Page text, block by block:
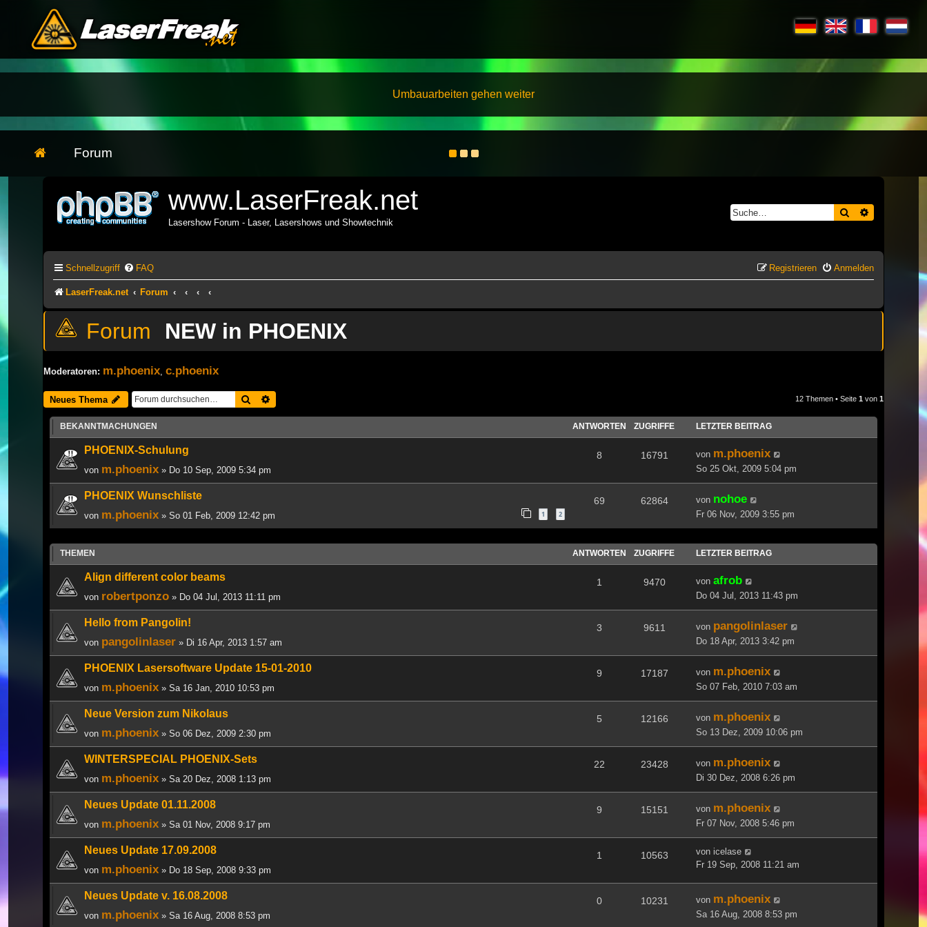
Umbauarbeiten gehen weiter
Forum
www.LaserFreak.net
Lasershow Forum - Laser, Lasershows und Showtechnik
Suche
Schnellzugriff FAQ Anmelden
Registrieren
LaserFreak.net Forum
NEW in PHOENIX
Moderatoren: m.phoenix c.phoenix
Neues Thema Suche 12 Themen • Seite 1 von 1
BEKANNTMACHUNGEN ANTWORTEN ZUGRIFFE LETZTER BEITRAG
PHOENIX-Schulung
von m.phoenix » Do 10 Sep, 2009 5:34 pm
8 16791 von m.phoenix
So 25 Okt, 2009 5:04 pm
PHOENIX Wunschliste
von m.phoenix » So 01 Feb, 2009 12:42 pm 1 2
69 62864 von nohoe
Fr 06 Nov, 2009 3:55 pm
THEMEN ANTWORTEN ZUGRIFFE LETZTER BEITRAG
Align different color beams
von robertponzo » Do 04 Jul, 2013 11:11 pm
1 9470 von afrob
Do 04 Jul, 2013 11:43 pm
Hello from Pangolin!
von pangolinlaser » Di 16 Apr, 2013 1:57 am
3 9611 von pangolinlaser
Do 18 Apr, 2013 3:42 pm
PHOENIX Lasersoftware Update 15-01-2010
von m.phoenix » Sa 16 Jan, 2010 10:53 pm
9 17187 von m.phoenix
So 07 Feb, 2010 7:03 am
Neue Version zum Nikolaus
von m.phoenix » So 06 Dez, 2009 2:30 pm
5 12166 von m.phoenix
So 13 Dez, 2009 10:06 pm
WINTERSPECIAL PHOENIX-Sets
von m.phoenix » Sa 20 Dez, 2008 1:13 pm
22 23428 von m.phoenix
Di 30 Dez, 2008 6:26 pm
Neues Update 01.11.2008
von m.phoenix » Sa 01 Nov, 2008 9:17 pm
9 15151 von m.phoenix
Fr 07 Nov, 2008 5:46 pm
Neues Update 17.09.2008
von m.phoenix » Do 18 Sep, 2008 9:33 pm
1 10563 von icelase
Fr 19 Sep, 2008 11:21 am
Neues Update v. 16.08.2008
von m.phoenix » Sa 16 Aug, 2008 8:53 pm
0 10231 von m.phoenix
Sa 16 Aug, 2008 8:53 pm